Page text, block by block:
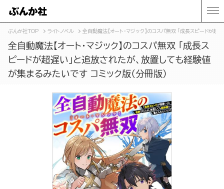
ぶんか社TOP ライトノベル 全自動魔法【オート・マジック】のコスパ無双 「成長スピードが
全自動魔法【オート・マジック】のコスパ無双 「成長ス
ピードが超遅い」と追放されたが、放置しても経験値
が集まるみたいです コミック版（分冊版）